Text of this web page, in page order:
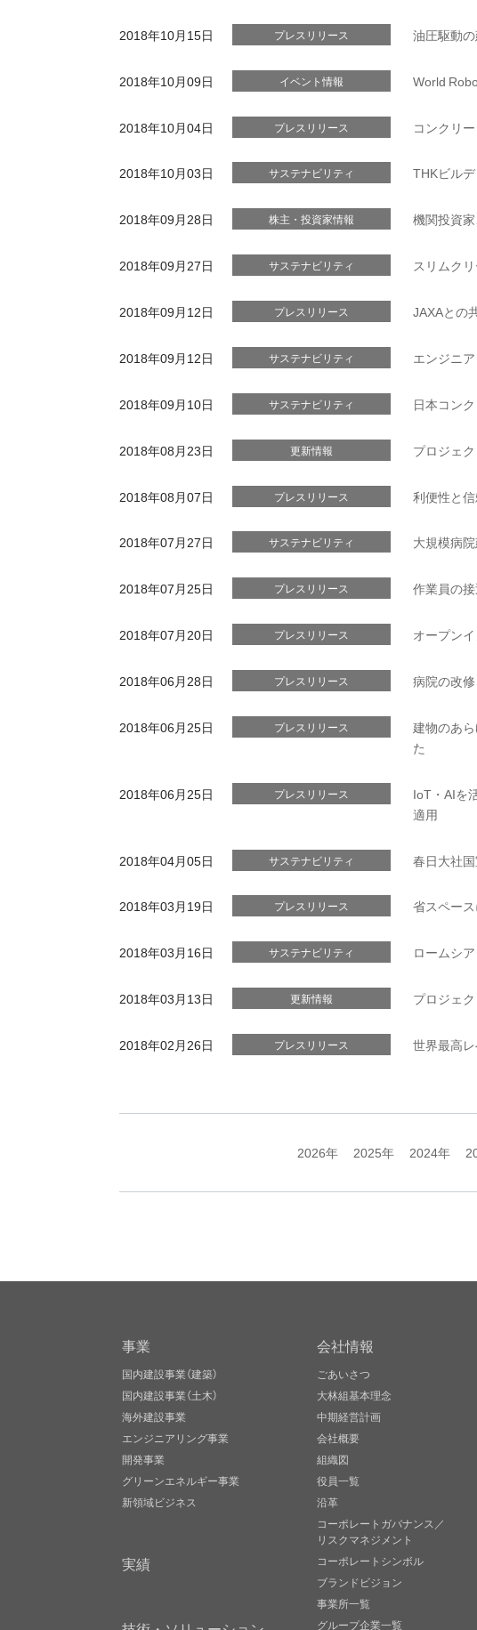
2018年10月15日 プレスリリース 油圧駆動
2018年10月09日 イベント情報 World
2018年10月04日 プレスリリース コンクリ
2018年10月03日 サステナビリティ THKビル
2018年09月28日 株主・投資家情報 機関投資
2018年09月27日 サステナビリティ スリムク
2018年09月12日 プレスリリース JAXAとの
2018年09月12日 サステナビリティ エンジニ
2018年09月10日 サステナビリティ 日本コン
2018年08月23日 更新情報 プロジェ
2018年08月07日 プレスリリース 利便性と
2018年07月27日 サステナビリティ 大規模病
2018年07月25日 プレスリリース 作業員の
2018年07月20日 プレスリリース オープン
2018年06月28日 プレスリリース 病院の改
2018年06月25日 プレスリリース
建物のあ
た
2018年06月25日 プレスリリース
IoT・AIを
適用
2018年04月05日 サステナビリティ 春日大社
2018年03月19日 プレスリリース 省スペー
2018年03月16日 サステナビリティ ロームシ
2018年03月13日 更新情報 プロジェ
2018年02月26日 プレスリリース 世界最高
2026年 2025年 2024年
事業
国内建設事業（建築）
国内建設事業（土木）
海外建設事業
エンジニアリング事業
開発事業
グリーンエネルギー事業
新領域ビジネス
実績
会社情報
ごあいさつ
大林組基本理念
中期経営計画
会社概要
組織図
役員一覧
沿革
コーポレートガバナンス／
リスクマネジメント
コーポレートシンボル
ブランドビジョン
事業所一覧
グループ企業一覧